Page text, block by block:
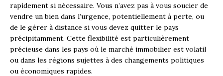
rapidement si nécessaire. Vous n’avez pas à vous soucier de
vendre un bien dans l’urgence, potentiellement à perte, ou
de le gérer à distance si vous devez quitter le pays
précipitamment. Cette flexibilité est particulièrement
précieuse dans les pays où le marché immobilier est volatil
ou dans les régions sujettes à des changements politiques
ou économiques rapides.